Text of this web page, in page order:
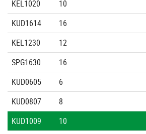
KEL1020
10
KUD1614
16
KEL1230
12
SPG1630
16
KUD0605
6
KUD0807
8
KUD1009
10